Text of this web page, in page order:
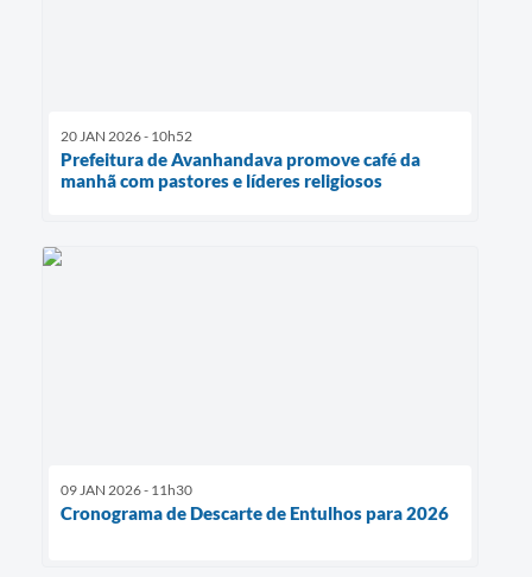
20 JAN 2026 - 10h52
Prefeitura de Avanhandava promove café da
manhã com pastores e líderes religiosos
09 JAN 2026 - 11h30
Cronograma de Descarte de Entulhos para 2026